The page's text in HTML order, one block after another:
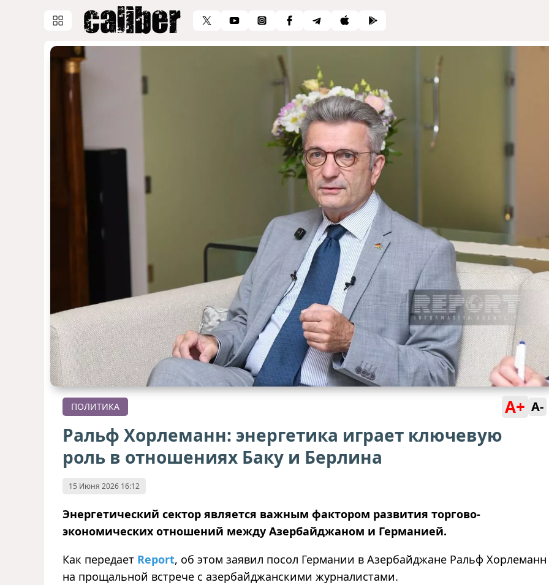
ПОЛИТИКА A+ A-
Ральф Хорлеманн: энергетика играет ключевую
роль в отношениях Баку и Берлина
15 Июня 2026 16:12
Энергетический сектор является важным фактором развития торгово-
экономических отношений между Азербайджаном и Германией.
Как передает Report, об этом заявил посол Германии в Азербайджане Ральф Хорлеманн
на прощальной встрече с азербайджанскими журналистами.